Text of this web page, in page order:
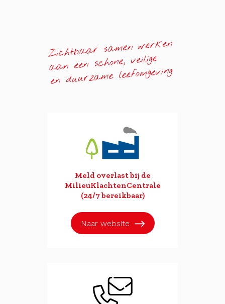
Zichtbaar samen werken
aan een schone, veilige
en duurzame leefomgeving
Meld overlast bij de
MilieuKlachtenCentrale
(24/7 bereikbaar)
Naar website